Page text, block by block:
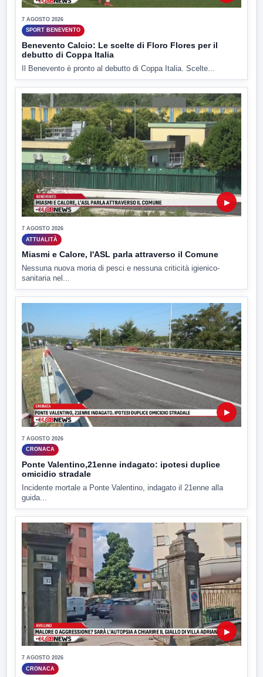
7 AGOSTO 2026
SPORT BENEVENTO
Benevento Calcio: Le scelte di Floro Flores per il
debutto di Coppa Italia
Il Benevento è pronto al debutto di Coppa Italia. Scelte...
▶
7 AGOSTO 2026
ATTUALITÀ
Miasmi e Calore, l'ASL parla attraverso il Comune
Nessuna nuova moria di pesci e nessuna criticità igienico-
sanitaria nel...
▶
7 AGOSTO 2026
CRONACA
Ponte Valentino,21enne indagato: ipotesi duplice
omicidio stradale
Incidente mortale a Ponte Valentino, indagato il 21enne alla
guida...
▶
7 AGOSTO 2026
CRONACA